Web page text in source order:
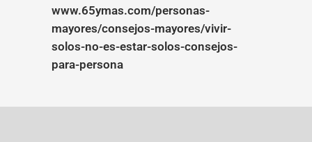
www.65ymas.com/personas-
mayores/consejos-mayores/vivir-
solos-no-es-estar-solos-consejos-
para-persona